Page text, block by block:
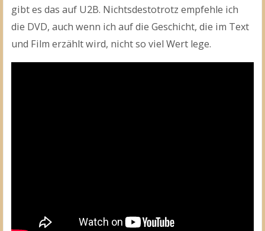
gibt es das auf U2B. Nichtsdestotrotz empfehle ich
die DVD, auch wenn ich auf die Geschicht, die im Text
und Film erzählt wird, nicht so viel Wert lege.